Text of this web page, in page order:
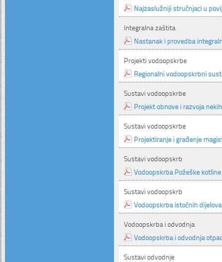
Najzaslužniji stručnjaci u
Integralna zaštita
Nastanak i provedba
Projekti vodoopskrbe
Regionalni vodoopskrbni
Sustavi vodoopskrbe
Projekt obnove i razvoja
Sustavi vodoopskrbe
Projektiranje i građenje
Sustavi vodoopskrb
Vodoopskrba Požeške kotline
Sustavi vodoopskrb
Vodoopskrba istočnih
Vodoopskrba i odvodnja
Vodoopskrba i odvodnja
Sustavi odvodnje